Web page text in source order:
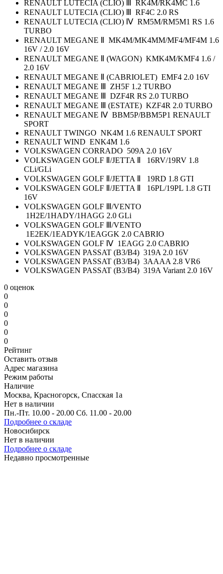
RENAULT LUTECIA (CLIO) Ⅲ RK4M/RK4MC 1.6
RENAULT LUTECIA (CLIO) Ⅲ RF4C 2.0 RS
RENAULT LUTECIA (CLIO) Ⅳ RM5M/RM5M1 RS 1.6
TURBO
RENAULT MEGANE Ⅱ MK4M/MK4MM/MF4/MF4M 1.6
16V / 2.0 16V
RENAULT MEGANE Ⅱ (WAGON) KMK4M/KMF4 1.6 /
2.0 16V
RENAULT MEGANE Ⅱ (CABRIOLET) EMF4 2.0 16V
RENAULT MEGANE Ⅲ ZH5F 1.2 TURBO
RENAULT MEGANE Ⅲ DZF4R RS 2.0 TURBO
RENAULT MEGANE Ⅲ (ESTATE) KZF4R 2.0 TURBO
RENAULT MEGANE Ⅳ BBM5P/BBM5P1 RENAULT
SPORT
RENAULT TWINGO NK4M 1.6 RENAULT SPORT
RENAULT WIND ENK4M 1.6
VOLKSWAGEN CORRADO 509A 2.0 16V
VOLKSWAGEN GOLF Ⅱ/JETTA Ⅱ 16RV/19RV 1.8
CLi/GLi
VOLKSWAGEN GOLF Ⅱ/JETTA Ⅱ 19RD 1.8 GTI
VOLKSWAGEN GOLF Ⅱ/JETTA Ⅱ 16PL/19PL 1.8 GTI
16V
VOLKSWAGEN GOLF Ⅲ/VENTO
1H2E/1HADY/1HAGG 2.0 GLi
VOLKSWAGEN GOLF Ⅲ/VENTO
1E2EK/1EADYK/1EAGGK 2.0 CABRIO
VOLKSWAGEN GOLF Ⅳ 1EAGG 2.0 CABRIO
VOLKSWAGEN PASSAT (B3/B4) 319A 2.0 16V
VOLKSWAGEN PASSAT (B3/B4) 3AAAA 2.8 VR6
VOLKSWAGEN PASSAT (B3/B4) 319A Variant 2.0 16V
0 оценок
0
0
0
0
0
0
Рейтинг
Оставить отзыв
Адрес магазина
Режим работы
Наличие
Москва, Красногорск, Спасская 1а
Нет в наличии
Пн.-Пт. 10.00 - 20.00 Сб. 11.00 - 20.00
Подробнее о складе
Новосибирск
Нет в наличии
Подробнее о складе
Недавно просмотренные